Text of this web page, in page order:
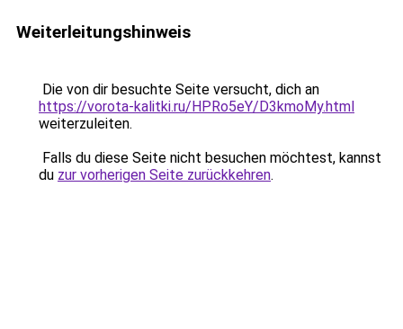
Weiterleitungshinweis
Die von dir besuchte Seite versucht, dich an
https://vorota-kalitki.ru/HPRo5eY/D3kmoMy.html
weiterzuleiten.
Falls du diese Seite nicht besuchen möchtest, kannst
du zur vorherigen Seite zurückkehren.